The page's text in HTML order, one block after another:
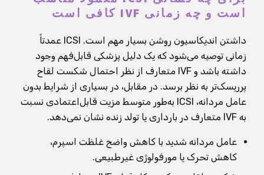
است و چه زمانی IVF کافی است
داشتن اندیکاسیون روشن بسیار مهم است. ICSI عمدتاً
زمانی توصیه می‌شود که یک دلیل پزشکی قابل‌فهم وجود
داشته باشد و IVF متعارف از نظر احتمال شکست لقاح
پرریسک‌تر به نظر برسد. در مقابل، در بسیاری از شرایط بدون
عامل مردانه، ICSI به‌طور متوسط مزیت قابل‌اعتمادی نسبت
به IVF متعارف در بارداری یا تولد زنده نشان نمی‌دهد.
عامل مردانه شدید با کاهش واضح غلظت اسپرم،
کاهش تحرک یا مورفولوژی غیرطبیعی.